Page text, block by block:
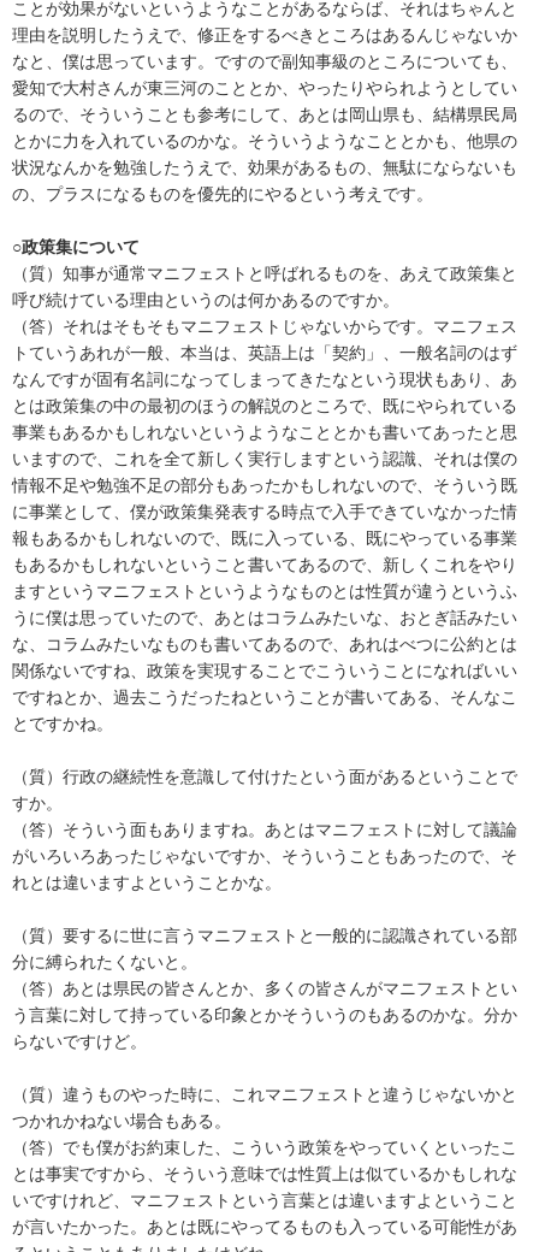
ことが効果がないというようなことがあるならば、それはちゃんと
理由を説明したうえで、修正をするべきところはあるんじゃないか
なと、僕は思っています。ですので副知事級のところについても、
愛知で大村さんが東三河のこととか、やったりやられようとしてい
るので、そういうことも参考にして、あとは岡山県も、結構県民局
とかに力を入れているのかな。そういうようなこととかも、他県の
状況なんかを勉強したうえで、効果があるもの、無駄にならないも
の、プラスになるものを優先的にやるという考えです。
○政策集について
（質）知事が通常マニフェストと呼ばれるものを、あえて政策集と
呼び続けている理由というのは何かあるのですか。
（答）それはそもそもマニフェストじゃないからです。マニフェス
トていうあれが一般、本当は、英語上は「契約」、一般名詞のはず
なんですが固有名詞になってしまってきたなという現状もあり、あ
とは政策集の中の最初のほうの解説のところで、既にやられている
事業もあるかもしれないというようなこととかも書いてあったと思
いますので、これを全て新しく実行しますという認識、それは僕の
情報不足や勉強不足の部分もあったかもしれないので、そういう既
に事業として、僕が政策集発表する時点で入手できていなかった情
報もあるかもしれないので、既に入っている、既にやっている事業
もあるかもしれないということ書いてあるので、新しくこれをやり
ますというマニフェストというようなものとは性質が違うというふ
うに僕は思っていたので、あとはコラムみたいな、おとぎ話みたい
な、コラムみたいなものも書いてあるので、あれはべつに公約とは
関係ないですね、政策を実現することでこういうことになればいい
ですねとか、過去こうだったねということが書いてある、そんなこ
とですかね。
（質）行政の継続性を意識して付けたという面があるということで
すか。
（答）そういう面もありますね。あとはマニフェストに対して議論
がいろいろあったじゃないですか、そういうこともあったので、そ
れとは違いますよということかな。
（質）要するに世に言うマニフェストと一般的に認識されている部
分に縛られたくないと。
（答）あとは県民の皆さんとか、多くの皆さんがマニフェストとい
う言葉に対して持っている印象とかそういうのもあるのかな。分か
らないですけど。
（質）違うものやった時に、これマニフェストと違うじゃないかと
つかれかねない場合もある。
（答）でも僕がお約束した、こういう政策をやっていくといったこ
とは事実ですから、そういう意味では性質上は似ているかもしれな
いですけれど、マニフェストという言葉とは違いますよということ
が言いたかった。あとは既にやってるものも入っている可能性があ